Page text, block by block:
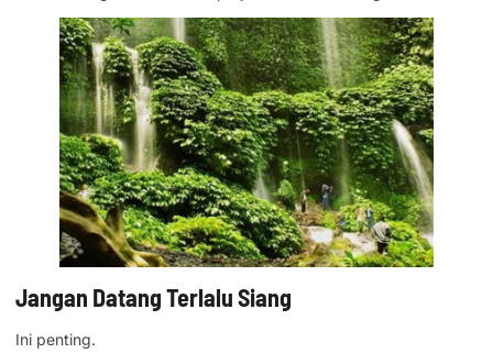
Jangan Datang Terlalu Siang
Ini penting.